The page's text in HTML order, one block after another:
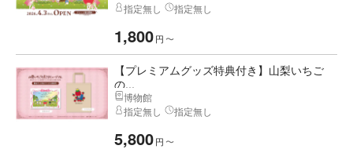
指定無し
指定無し
1,800円 〜
【プレミアムグッズ特典付き】山梨いちご
の...
博物館
指定無し
指定無し
5,800円 〜